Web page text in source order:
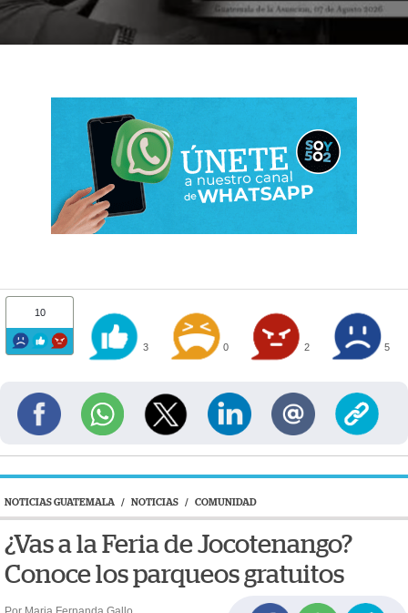
10
3 0 2 5
NOTICIAS GUATEMALA / NOTICIAS / COMUNIDAD
¿Vas a la Feria de Jocotenango?
Conoce los parqueos gratuitos